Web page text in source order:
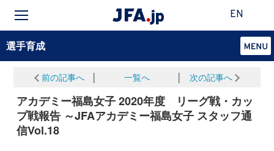
EN
選手育成
前の記事へ 一覧へ 次の記事へ
アカデミー福島女子 2020年度 リーグ戦・カッ
プ戦報告 ～JFAアカデミー福島女子 スタッフ通
信Vol.18